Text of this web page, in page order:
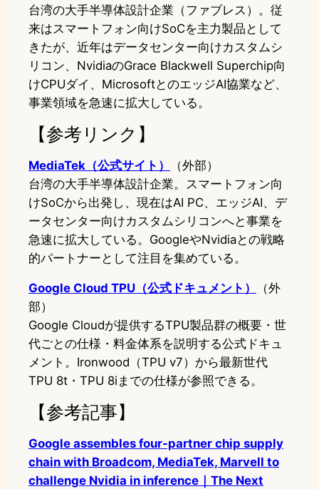
台湾の大手半導体設計企業（ファブレス）。従
来はスマートフォン向けSoCを主力製品として
きたが、近年はデータセンター向けカスタムシ
リコン、NvidiaのGrace Blackwell Superchip向
けCPUダイ、MicrosoftとのエッジAI協業など、
事業領域を急速に拡大している。
【参考リンク】
MediaTek（公式サイト）
（外部）
台湾の大手半導体設計企業。スマートフォン向
けSoCから出発し、現在はAI PC、エッジAI、デ
ータセンター向けカスタムシリコンへと事業を
急速に拡大している。GoogleやNvidiaとの戦略
的パートナーとして注目を集めている。
Google Cloud TPU（公式ドキュメント）
（外
部）
Google Cloudが提供するTPU製品群の概要・世
代ごとの仕様・料金体系を説明する公式ドキュ
メント。Ironwood（TPU v7）から最新世代
TPU 8t・TPU 8iまでの仕様が参照できる。
【参考記事】
Google assembles four-partner chip supply
chain with Broadcom, MediaTek, Marvell to
challenge Nvidia in inference｜The Next